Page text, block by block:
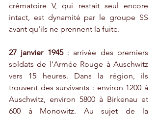
crématoire V, qui restait seul encore
intact, est dynamité par le groupe SS
avant qu'ils ne prennent la fuite.
27 janvier 1945 : arrivée des premiers
soldats de l'Armée Rouge à Auschwitz
vers 15 heures. Dans la région, ils
trouvent des survivants : environ 1200 à
Auschwitz, environ 5800 à Birkenau et
600 à Monowitz. Au sujet de la